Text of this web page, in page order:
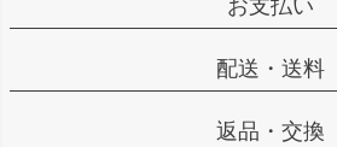
お支払い
配送・送料
返品・交換